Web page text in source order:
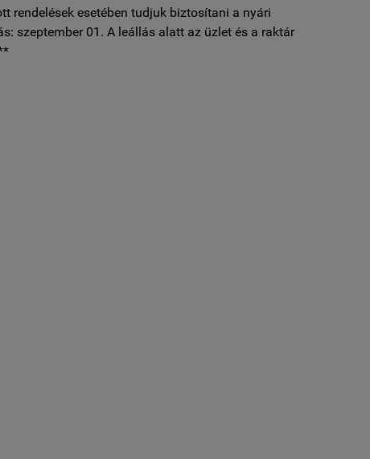
rendelések esetében tudjuk biztosítani a nyári
szeptember 01. A leállás alatt az üzlet és a raktár